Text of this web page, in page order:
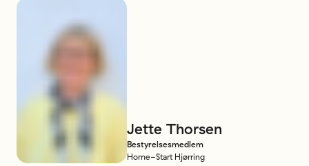
Jette Thorsen
Bestyrelsesmedlem
Home-Start Hjørring